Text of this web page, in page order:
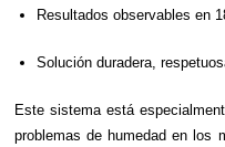
Resultados observables en
Solución duradera,
Este sistema está
problemas de humedad en los